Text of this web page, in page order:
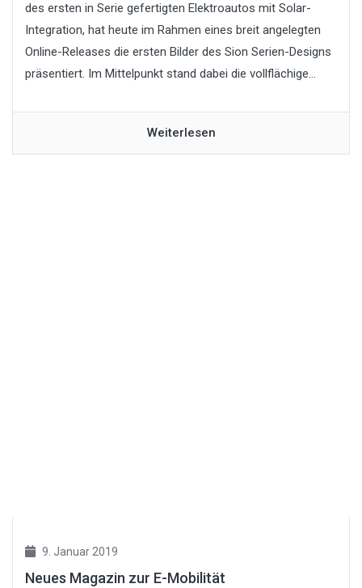
des ersten in Serie gefertigten Elektroautos mit Solar-
Integration, hat heute im Rahmen eines breit angelegten
Online-Releases die ersten Bilder des Sion Serien-Designs
präsentiert. Im Mittelpunkt stand dabei die vollflächige...
Weiterlesen
9. Januar 2019
Neues Magazin zur E-Mobilität